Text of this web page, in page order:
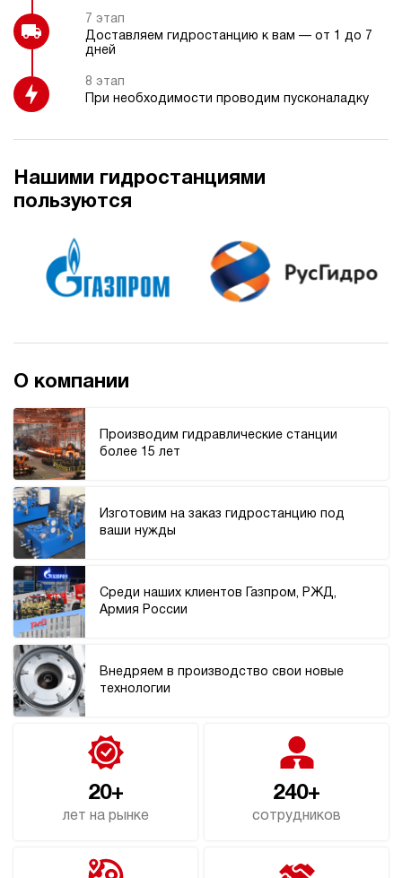
7 этап
Доставляем гидростанцию к вам — от 1 до 7
дней
8 этап
При необходимости проводим пусконаладку
Нашими гидростанциями
пользуются
О компании
Производим гидравлические станции
более 15 лет
Изготовим на заказ гидростанцию под
ваши нужды
Среди наших клиентов Газпром, РЖД,
Армия России
Внедряем в производство свои новые
технологии
20+
лет на рынке
240+
сотрудников